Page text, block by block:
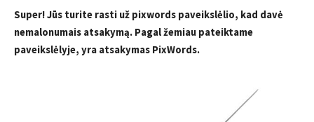
Super! Jūs turite rasti už pixwords paveikslėlio, kad davė
nemalonumais atsakymą. Pagal žemiau pateiktame
paveikslėlyje, yra atsakymas PixWords.